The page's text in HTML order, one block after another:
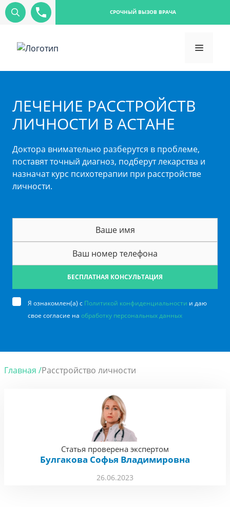
СРОЧНЫЙ ВЫЗОВ ВРАЧА
ЛЕЧЕНИЕ РАССТРОЙСТВ
ЛИЧНОСТИ В АСТАНЕ
Доктора внимательно разберутся в проблеме,
поставят точный диагноз, подберут лекарства и
назначат курс психотерапии при расстройстве
личности.
БЕСПЛАТНАЯ КОНСУЛЬТАЦИЯ
Я ознакомлен(а) с Политикой конфиденциальности и даю
свое согласие на обработку персональных данных
Главная /Расстройство личности
26.06.2023
Статья проверена экспертом
Булгакова Софья Владимировна